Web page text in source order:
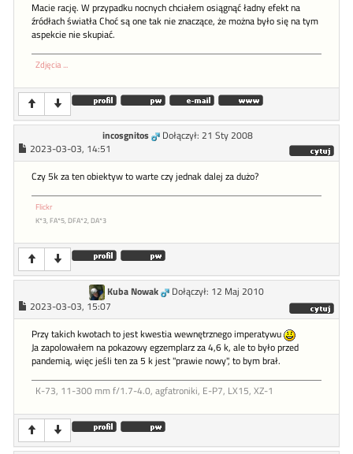
Macie rację. W przypadku nocnych chciałem osiągnąć ładny efekt na
źródłach światła Choć są one tak nie znaczące, że można było się na tym
aspekcie nie skupiać.
Zdjęcia ...
incosgnitos
Dołączył: 21 Sty 2008
2023-03-03, 14:51
Czy 5k za ten obiektyw to warte czy jednak dalej za dużo?
Flickr
K*3, FA*5, DFA*2, DA*3
Kuba Nowak
Dołączył: 12 Maj 2010
2023-03-03, 15:07
Przy takich kwotach to jest kwestia wewnętrznego imperatywu
Ja zapolowałem na pokazowy egzemplarz za 4,6 k, ale to było przed
pandemią, więc jeśli ten za 5 k jest "prawie nowy", to bym brał.
K-73, 11-300 mm f/1.7-4.0, agfatroniki, E-P7, LX15, XZ-1